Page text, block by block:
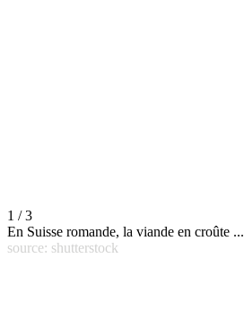
1 / 3
En Suisse romande, la viande en croûte ...
source: shutterstock